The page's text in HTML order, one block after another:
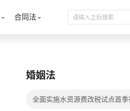
合同法
婚姻法
全面实施水资源费改税试点首季